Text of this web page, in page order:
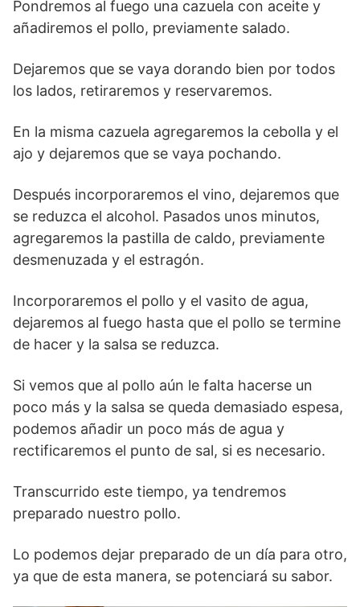
Pondremos al fuego una cazuela con aceite y
añadiremos el pollo, previamente salado.
Dejaremos que se vaya dorando bien por todos
los lados, retiraremos y reservaremos.
En la misma cazuela agregaremos la cebolla y el
ajo y dejaremos que se vaya pochando.
Después incorporaremos el vino, dejaremos que
se reduzca el alcohol. Pasados unos minutos,
agregaremos la pastilla de caldo, previamente
desmenuzada y el estragón.
Incorporaremos el pollo y el vasito de agua,
dejaremos al fuego hasta que el pollo se termine
de hacer y la salsa se reduzca.
Si vemos que al pollo aún le falta hacerse un
poco más y la salsa se queda demasiado espesa,
podemos añadir un poco más de agua y
rectificaremos el punto de sal, si es necesario.
Transcurrido este tiempo, ya tendremos
preparado nuestro pollo.
Lo podemos dejar preparado de un día para otro,
ya que de esta manera, se potenciará su sabor.